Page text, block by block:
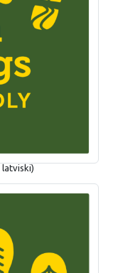
latviski)